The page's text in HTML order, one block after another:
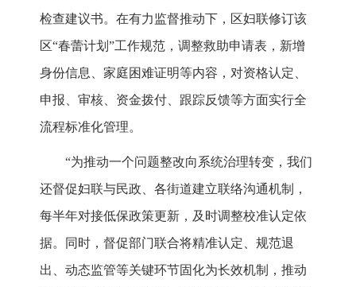
检查建议书。在有力监督推动下，区妇联修订该
区“春蕾计划”工作规范，调整救助申请表，新增
身份信息、家庭困难证明等内容，对资格认定、
申报、审核、资金拨付、跟踪反馈等方面实行全
流程标准化管理。
“为推动一个问题整改向系统治理转变，我们
还督促妇联与民政、各街道建立联络沟通机制，
每半年对接低保政策更新，及时调整校准认定依
据。同时，督促部门联合将精准认定、规范退
出、动态监管等关键环节固化为长效机制，推动